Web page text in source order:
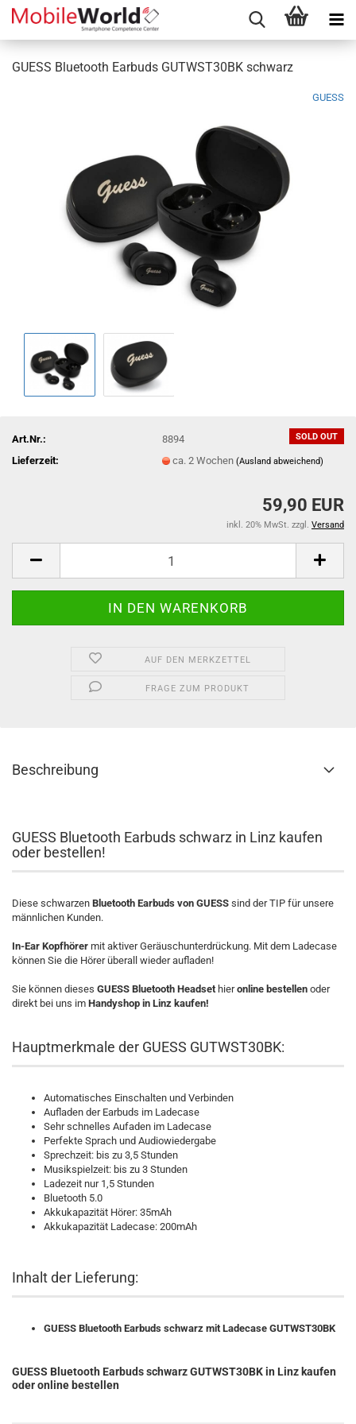
GUESS Bluetooth Earbuds GUTWST30BK schwarz
GUESS
SOLD OUT
Art.Nr.:
8894
Lieferzeit:
ca. 2 Wochen(Ausland abweichend)
59,90 EUR
inkl. 20% MwSt. zzgl. Versand
AUF DEN MERKZETTEL
FRAGE ZUM PRODUKT
Beschreibung
GUESS Bluetooth Earbuds schwarz in Linz kaufen
oder bestellen!
Diese schwarzen Bluetooth Earbuds von GUESS sind der TIP für unsere
männlichen Kunden.
In-Ear Kopfhörer mit aktiver Geräusch­unterdrückung. Mit dem Ladecase
können Sie die Hörer überall wieder aufladen!
Sie können dieses GUESS Bluetooth Headsethieronline bestellen oder
direkt bei uns im Handyshop in Linz kaufen!
Hauptmerkmale der GUESS GUTWST30BK:
Automatisches Einschalten und Verbinden
Aufladen der Earbuds im Ladecase
Sehr schnelles Aufaden im Ladecase
Perfekte Sprach und Audiowiedergabe
Sprechzeit: bis zu 3,5 Stunden
Musikspielzeit: bis zu 3 Stunden
Ladezeit nur 1,5 Stunden
Bluetooth 5.0
Akkukapazität Hörer: 35mAh
Akkukapazität Ladecase: 200mAh
Inhalt der Lieferung:
GUESS Bluetooth Earbuds schwarz mit Ladecase GUTWST30BK
GUESS Bluetooth Earbuds schwarz GUTWST30BKin Linz kaufen
oder online bestellen